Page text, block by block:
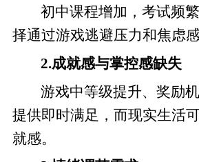
初中课程增加，考试频
择通过游戏逃避压力和焦虑感
2.成就感与掌控感缺失
游戏中等级提升、奖励
提供即时满足，而现实生活
就感。